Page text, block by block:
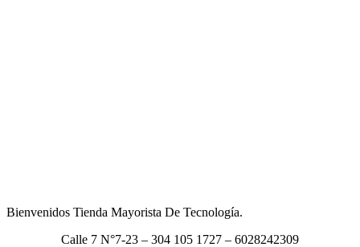
Bienvenidos Tienda Mayorista De Tecnología.
Calle 7 N°7-23 – 304 105 1727 – 6028242309